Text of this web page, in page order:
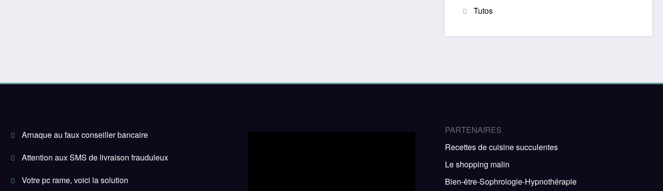
Tutos
Arnaque au faux conseiller bancaire
Attention aux SMS de livraison frauduleux
Votre pc rame, voici la solution
PARTENAIRES
Recettes de cuisine succulentes
Le shopping malin
Bien-être-Sophrologie-Hypnothérapie